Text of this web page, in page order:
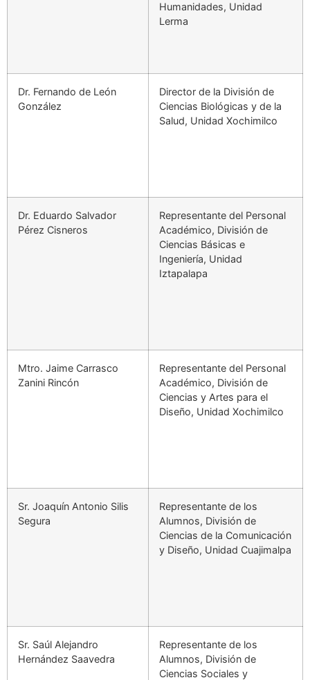
Humanidades, Unidad
Lerma
Dr. Fernando de León
González
Director de la División de
Ciencias Biológicas y de la
Salud, Unidad Xochimilco
Dr. Eduardo Salvador
Pérez Cisneros
Representante del Personal
Académico, División de
Ciencias Básicas e
Ingeniería, Unidad
Iztapalapa
Mtro. Jaime Carrasco
Zanini Rincón
Representante del Personal
Académico, División de
Ciencias y Artes para el
Diseño, Unidad Xochimilco
Sr. Joaquín Antonio Silis
Segura
Representante de los
Alumnos, División de
Ciencias de la Comunicación
y Diseño, Unidad Cuajimalpa
Sr. Saúl Alejandro
Hernández Saavedra
Representante de los
Alumnos, División de
Ciencias Sociales y